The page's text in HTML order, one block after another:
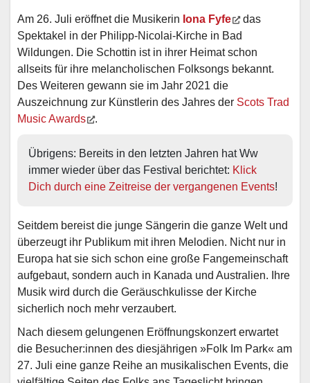
Am 26. Juli eröffnet die Musikerin Iona Fyfe
das
Spektakel in der Philipp-Nicolai-Kirche in Bad
Wildungen. Die Schottin ist in ihrer Heimat schon
allseits für ihre melancholischen Folksongs bekannt.
Des Weiteren gewann sie im Jahr 2021 die
Auszeichnung zur Künstlerin des Jahres der Scots Trad
Music Awards
.
Übrigens: Bereits in den letzten Jahren hat Ww
immer wieder über das Festival berichtet: Klick
Dich durch eine Zeitreise der vergangenen Events!
Seitdem bereist die junge Sängerin die ganze Welt und
überzeugt ihr Publikum mit ihren Melodien. Nicht nur in
Europa hat sie sich schon eine große Fangemeinschaft
aufgebaut, sondern auch in Kanada und Australien. Ihre
Musik wird durch die Geräuschkulisse der Kirche
sicherlich noch mehr verzaubert.
Nach diesem gelungenen Eröffnungskonzert erwartet
die Besucher:innen des diesjährigen »Folk Im Park« am
27. Juli eine ganze Reihe an musikalischen Events, die